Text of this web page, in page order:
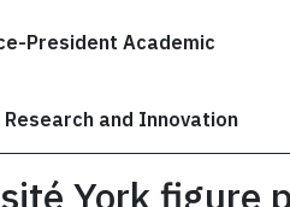
President Academic
and Innovation
York